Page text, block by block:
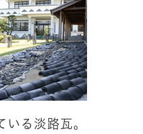
る淡路瓦。